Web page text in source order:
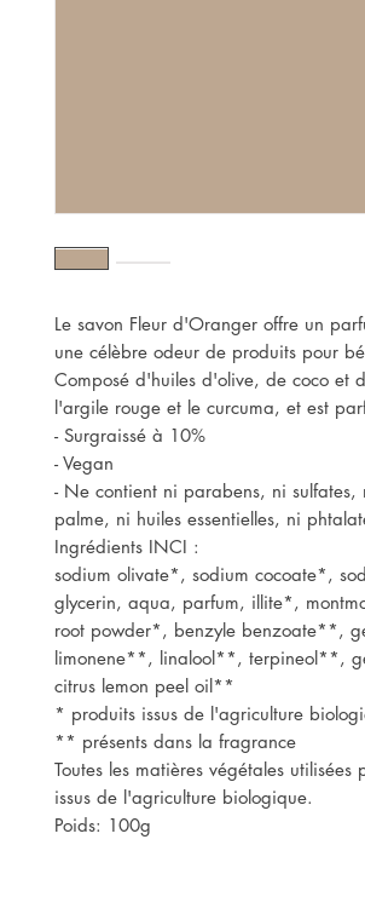
Le savon Fleur d'Oranger offre un
une célèbre odeur de produits pour
Composé d'huiles d'olive, de coco et
l'argile rouge et le curcuma, et est
- Surgraissé à 10%
- Vegan
- Ne contient ni parabens, ni
palme, ni huiles essentielles, ni
Ingrédients INCI :
sodium olivate*, sodium cocoate*,
glycerin, aqua, parfum, illite*,
root powder*, benzyle benzoate**,
limonene**, linalool**, terpineol**,
citrus lemon peel oil**
* produits issus de l'agriculture
** présents dans la fragrance
Toutes les matières végétales
issus de l'agriculture biologique.
Poids: 100g